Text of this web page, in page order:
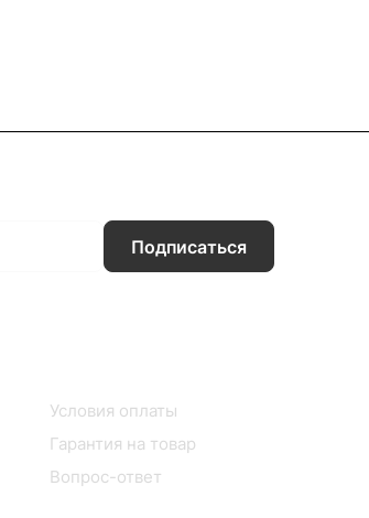
Подписаться
Условия оплаты
Гарантия на товар
Вопрос-ответ